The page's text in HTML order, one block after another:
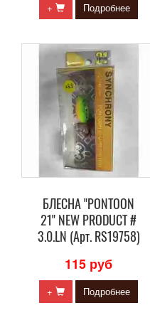
+ Подробнее
БЛЕСНА "PONTOON
21" NEW PRODUCT #
3.0.LN (Арт. RS19758)
115 руб
+ Подробнее